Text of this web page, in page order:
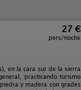
27 €
pers/noche
en la cara sur de la sierra
practicando turismo
y madera con grades